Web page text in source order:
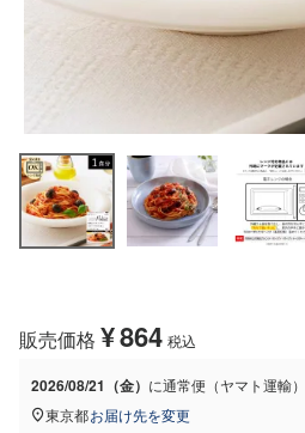
販売価格 ¥864 税込
2026/08/21（金） に通常便（ヤマト運輸）
東京都お届け先を変更